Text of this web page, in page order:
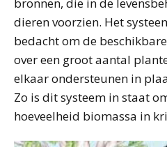
dieren voorzien. Het
bedacht om de
over een groot aantal
elkaar ondersteunen in
Zo is dit systeem in staat
hoeveelheid biomassa in